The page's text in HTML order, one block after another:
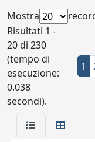
Mostra
Risultati 1 -
20 di 230
(tempo di
esecuzione:
0.038
secondi).
1